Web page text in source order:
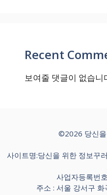
Recent
보여줄 댓글이 없습니
©2026 당신을
사이트명:당신을 위한 정보꾸
사업자등록번
주소 : 서울 강서구